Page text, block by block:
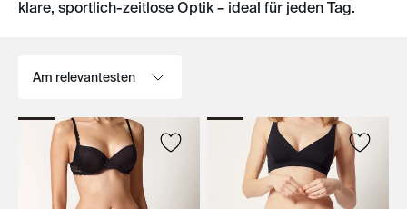
klare, sportlich-zeitlose Optik – ideal für jeden Tag.